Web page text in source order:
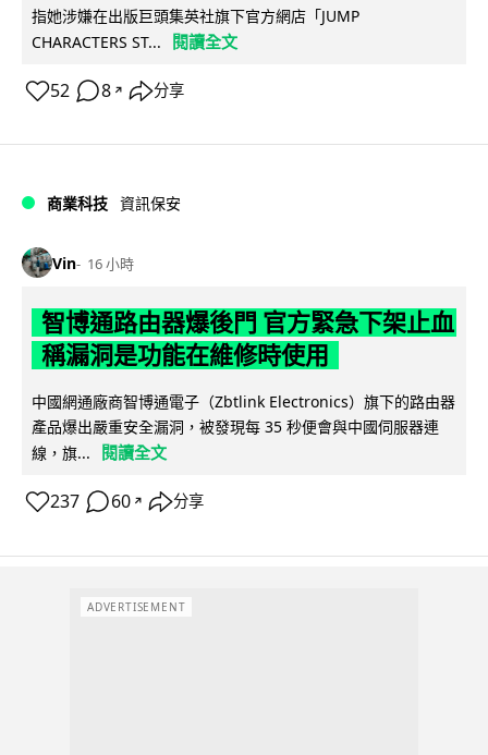
指她涉嫌在出版巨頭集英社旗下官方網店「JUMP
CHARACTERS ST...
閱讀全文
52 8 ↗ 分享
商業科技 資訊保安
Vin 16 小時
智博通路由器爆後門 官方緊急下架止血
稱漏洞是功能在維修時使用
中國網通廠商智博通電子（Zbtlink Electronics）旗下的路由器
產品爆出嚴重安全漏洞，被發現每 35 秒便會與中國伺服器連
線，旗...
閱讀全文
237 60 ↗ 分享
ADVERTISEMENT